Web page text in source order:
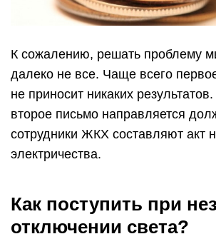
К сожалению, решать проблему
далеко не все. Чаще всего
не приносит никаких
второе письмо направляется
сотрудники ЖКХ составляют акт
электричества.
Как поступить при
отключении света?